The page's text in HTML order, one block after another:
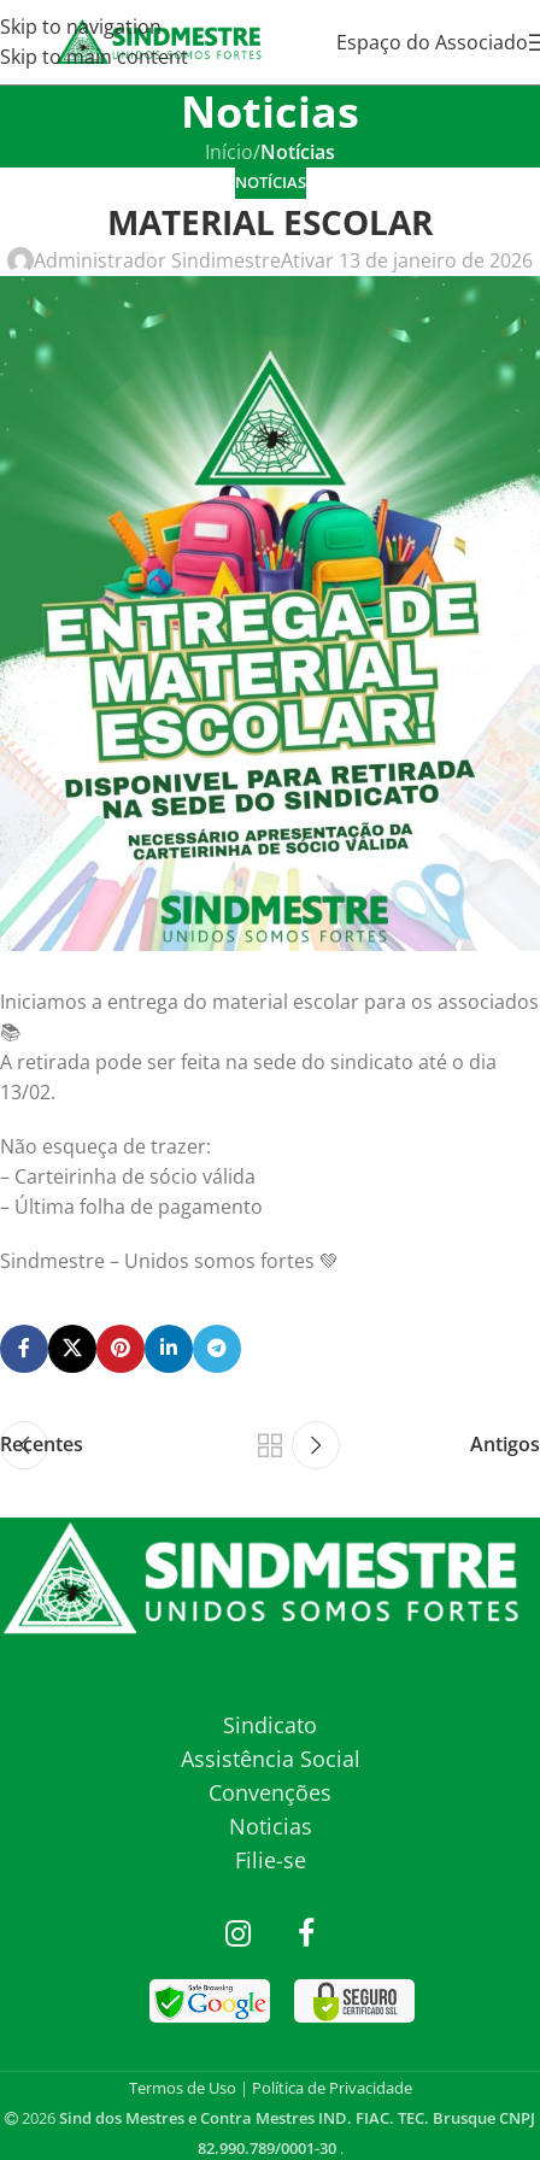
Skip to navigation
Skip to main content
Espaço do Associado
Noticias
Início/Notícias
NOTÍCIAS
MATERIAL ESCOLAR
Administrador SindimestreAtivar 13 de janeiro de 2026
Iniciamos a entrega do material escolar para os associados
📚
A retirada pode ser feita na sede do sindicato até o dia
13/02.
Não esqueça de trazer:
– Carteirinha de sócio válida
– Última folha de pagamento
Sindmestre – Unidos somos fortes 💚
Recentes Antigos
Sindicato
Assistência Social
Convenções
Noticias
Filie-se
Termos de Uso | Política de Privacidade
2026Sind dos Mestres e Contra Mestres IND. FIAC. TEC. Brusque CNPJ
82.990.789/0001-30 .